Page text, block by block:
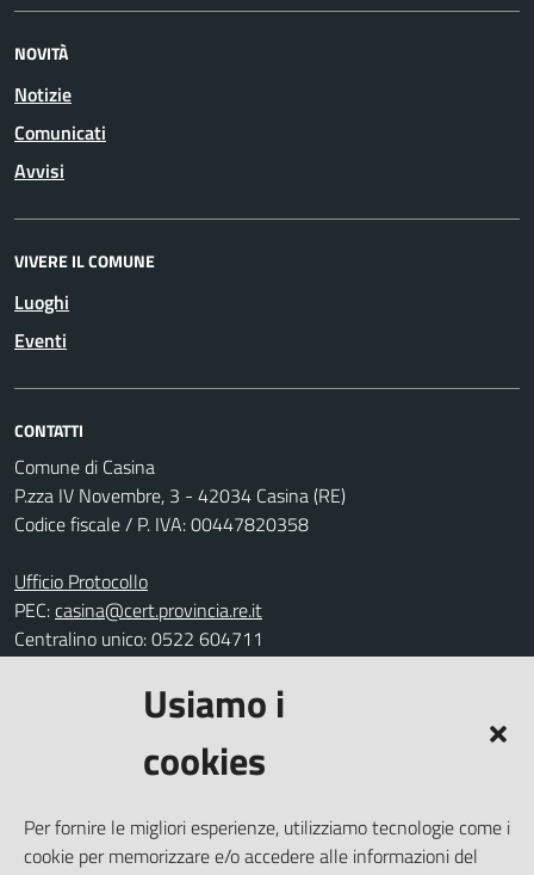
Usiamo i
cookies
Per fornire le migliori esperienze, utilizziamo tecnologie come i
cookie per memorizzare e/o accedere alle informazioni del
NOVITÀ
Notizie
Comunicati
Avvisi
VIVERE IL COMUNE
Luoghi
Eventi
CONTATTI
Comune di Casina
P.zza IV Novembre, 3 - 42034 Casina (RE)
Codice fiscale / P. IVA: 00447820358
Ufficio Protocollo
PEC:casina@cert.provincia.re.it
Centralino unico: 0522 604711
Segnalazione disservizio
Amministrazione trasparente